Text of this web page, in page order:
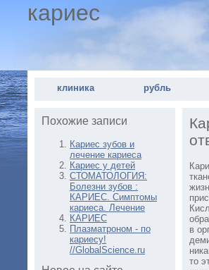
кариес
клиника рубль
в
то
Похожие записи
Кариес зубов и
лечение кариеса
Кариес у детей
СТОМАТОЛОГИЯ:
Болезни зубов :
КАРИЕС. Симптомы
кариеса. Лечение
КАРИЕС
Плазматроном - по
кариесу!
//GlobalScience.ru